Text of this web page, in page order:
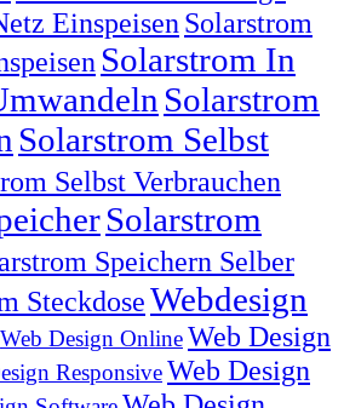
Einspeisen Solarstrom
Solarstrom In
Solarstrom
Solarstrom Selbst
Selbst Verbrauchen
Solarstrom
Speichern Selber
SteckdoseWebdesign
Web Design OnlineWeb Design
ResponsiveWeb Design